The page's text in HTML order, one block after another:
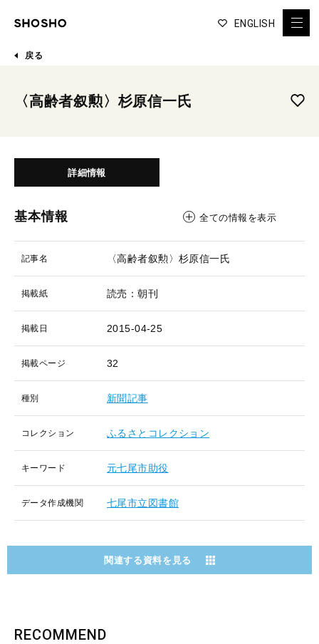
ENGLISH
戻る
〈高齢者叙勲〉杉原信一氏
詳細情報
基本情報 全ての情報を表示
記事名 〈高齢者叙勲〉杉原信一氏
掲載紙 読売：朝刊
掲載日 2015-04-25
掲載ページ 32
種別 新聞記事
コレクション ふるさとコレクション
キーワード 元七尾市助役
データ作成機関 七尾市立図書館
関連する資料を見る
RECOMMEND